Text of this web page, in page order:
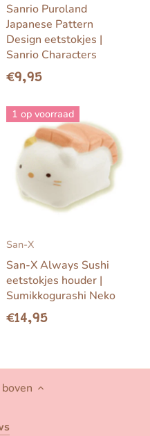
Sanrio Puroland
Japanese Pattern
Design eetstokjes |
Sanrio Characters
€9,95
1 op voorraad
San-X
San-X Always Sushi
eetstokjes houder |
Sumikkogurashi Neko
€14,95